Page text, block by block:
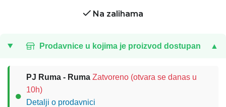
Na zalihama
Prodavnice u kojima je proizvod dostupan ▲
●
PJ Ruma - Ruma Zatvoreno (otvara se danas u
10h)
Detalji o prodavnici